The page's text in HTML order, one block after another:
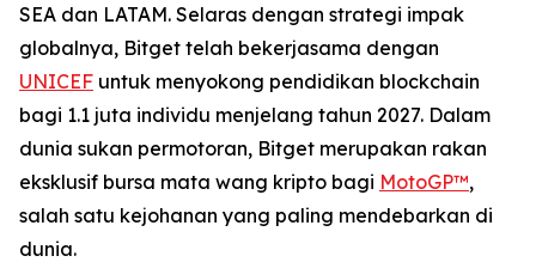
SEA dan LATAM. Selaras dengan strategi impak
globalnya, Bitget telah bekerjasama dengan
UNICEF untuk menyokong pendidikan blockchain
bagi 1.1 juta individu menjelang tahun 2027. Dalam
dunia sukan permotoran, Bitget merupakan rakan
eksklusif bursa mata wang kripto bagi MotoGP™,
salah satu kejohanan yang paling mendebarkan di
dunia.